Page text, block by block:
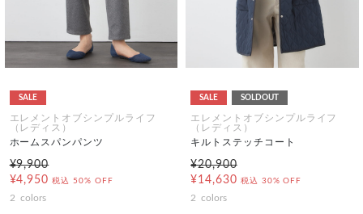
SALE
エレメントオブシンプルライフ
（レディス）
ホームスパンパンツ
¥9,900
¥4,950 税込 50% OFF
2 colors
SALE SOLDOUT
エレメントオブシンプルライフ
（レディス）
キルトステッチコート
¥20,900
¥14,630 税込 30% OFF
2 colors